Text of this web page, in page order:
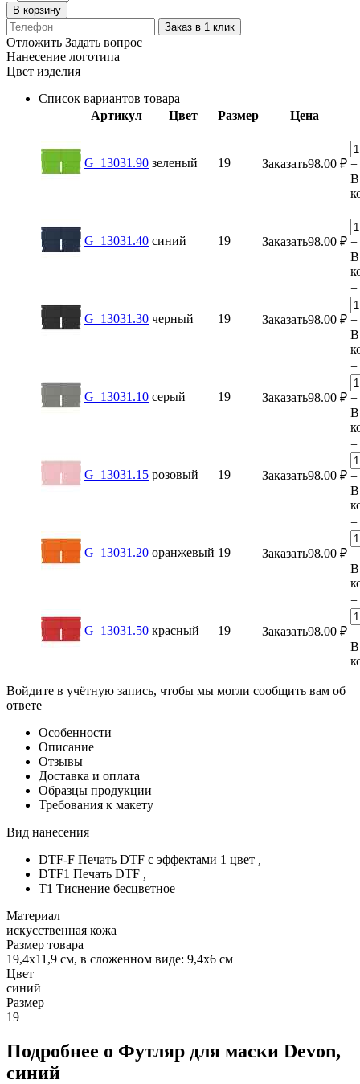
В корзину
Заказ в 1 клик
Отложить Задать вопрос
Нанесение логотипа
Цвет изделия
Список вариантов товара
Артикул
Цвет Размер Цена
G_13031.90 зеленый 19 Заказать98.00 ₽
+
−
В
G_13031.40 синий 19 Заказать98.00 ₽
+
−
В
G_13031.30 черный 19 Заказать98.00 ₽
+
−
В
G_13031.10 серый 19 Заказать98.00 ₽
+
−
В
G_13031.15 розовый 19 Заказать98.00 ₽
+
−
В
G_13031.20 оранжевый 19 Заказать98.00 ₽
+
−
В
G_13031.50 красный 19 Заказать98.00 ₽
+
−
В
Войдите в учётную запись, чтобы мы могли сообщить вам об
ответе
Особенности
Описание
Отзывы
Доставка и оплата
Образцы продукции
Требования к макету
Вид нанесения
DTF-F Печать DTF с эффектами 1 цвет
DTF1 Печать DTF
T1 Тиснение бесцветное
Материал
искусственная кожа
Размер товара
19,4х11,9 см, в сложенном виде: 9,4х6 см
Цвет
синий
Размер
19
Подробнее о Футляр для маски Devon,
синий